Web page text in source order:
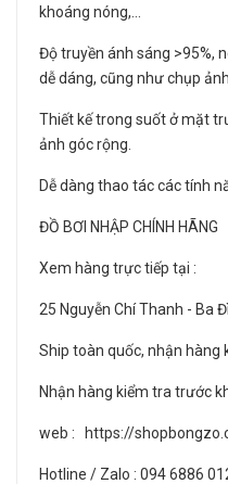
khoáng nóng,…
Độ truyền ánh sáng >95%,
dễ dáng, cũng như chụp
Thiết kế trong suốt ở mặt
ảnh góc rộng.
Dễ dàng thao tác các tính
ĐỒ BƠI NHẬP CHÍNH HÃNG
Xem hàng trực tiếp tại :
25 Nguyễn Chí Thanh - Ba
Ship toàn quốc, nhận hàng
Nhận hàng kiểm tra trước
web : https://
Hotline / Zalo : 094 6886